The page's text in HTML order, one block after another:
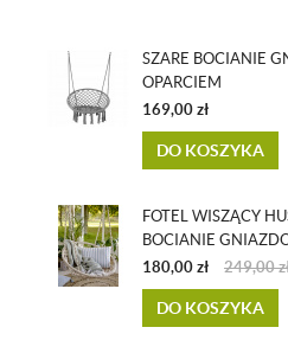
SZARE BOCIANIE
OPARCIEM
169,00 zł
DO KOSZYKA
FOTEL WISZĄCY
BOCIANIE
180,00 zł 249,00
DO KOSZYKA